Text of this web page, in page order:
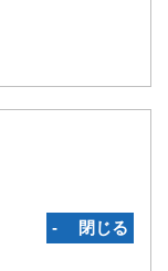
‐ 閉じる